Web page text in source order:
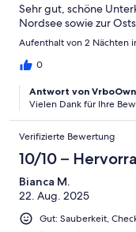
Sehr gut, schöne
Nordsee sowie zur
Aufenthalt von 2 Nächten
0
Antwort von
Vielen Dank für Ihre
Verifizierte Bewertung
10/10 –
Bianca M.
22. Aug. 2025
Gut: Sauberkeit,